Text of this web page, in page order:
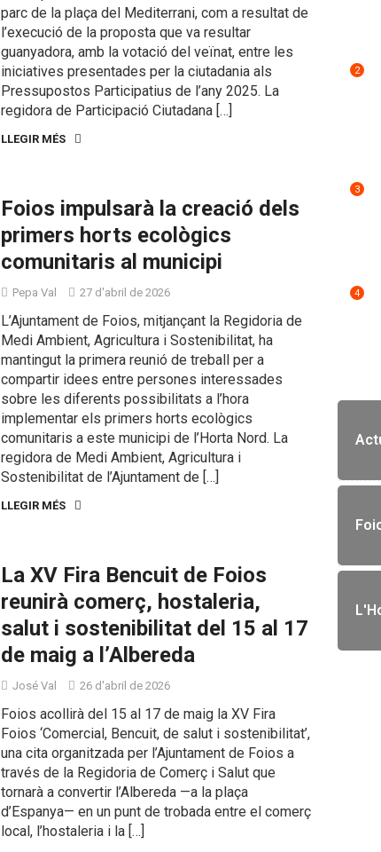
parc de la plaça del Mediterrani, com a resultat de
l’execució de la proposta que va resultar
guanyadora, amb la votació del veïnat, entre les
iniciatives presentades per la ciutadania als
Pressupostos Participatius de l’any 2025. La
regidora de Participació Ciutadana […]
LLEGIR MÉS
Foios impulsarà la creació dels
primers horts ecològics
comunitaris al municipi
Pepa Val 27 d'abril de 2026
L’Ajuntament de Foios, mitjançant la Regidoria de
Medi Ambient, Agricultura i Sostenibilitat, ha
mantingut la primera reunió de treball per a
compartir idees entre persones interessades
sobre les diferents possibilitats a l’hora
implementar els primers horts ecològics
comunitaris a este municipi de l’Horta Nord. La
regidora de Medi Ambient, Agricultura i
Sostenibilitat de l’Ajuntament de […]
LLEGIR MÉS
La XV Fira Bencuit de Foios
reunirà comerç, hostaleria,
salut i sostenibilitat del 15 al 17
de maig a l’Albereda
José Val 26 d'abril de 2026
Foios acollirà del 15 al 17 de maig la XV Fira
Foios ‘Comercial, Bencuit, de salut i sostenibilitat’,
una cita organitzada per l’Ajuntament de Foios a
través de la Regidoria de Comerç i Salut que
tornarà a convertir l’Albereda —a la plaça
d’Espanya— en un punt de trobada entre el comerç
local, l’hostaleria i la […]
2
3
4